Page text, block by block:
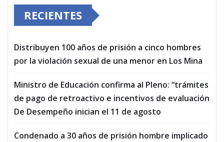
RECIENTES
Distribuyen 100 años de prisión a cinco hombres
por la violación sexual de una menor en Los Mina
Ministro de Educación confirma al Pleno: “trámites
de pago de retroactivo e incentivos de evaluación
De Desempeño inician el 11 de agosto
Condenado a 30 años de prisión hombre implicado